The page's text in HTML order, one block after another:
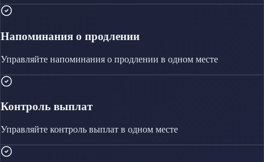
Напоминания о продлении
Управляйте напоминания о продлении в одном месте
Контроль выплат
Управляйте контроль выплат в одном месте